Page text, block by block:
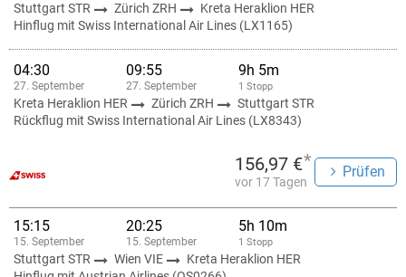
Stuttgart STR Zürich ZRH
Kreta Heraklion HER
Hinflug mit Swiss International Air Lines (LX1165)
04:30
27. September
09:55
27. September
9h 5m
1 Stopp
Kreta Heraklion HER Zürich ZRH
Stuttgart STR
Rückflug mit Swiss International Air Lines (LX8343)
156,97 €*
vor 17 Tagen
Prüfen
15:15
15. September
20:25
15. September
5h 10m
1 Stopp
Stuttgart STR Wien VIE
Kreta Heraklion HER